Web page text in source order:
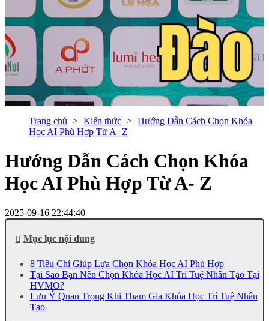
Trang chủ Kiến thức
Hướng Dẫn Cách Chọn Khóa
Học AI Phù Hợp Từ A- Z
Hướng Dẫn Cách Chọn Khóa
Học AI Phù Hợp Từ A- Z
2025-09-16 22:44:40
Mục lục nội dung
8 Tiêu Chí Giúp Lựa Chọn Khóa Học AI Phù Hợp
Tại Sao Bạn Nên Chọn Khóa Học AI Trí Tuệ Nhân Tạo Tại
HVMO?
Lưu Ý Quan Trọng Khi Tham Gia Khóa Học Trí Tuệ Nhân
Tạo